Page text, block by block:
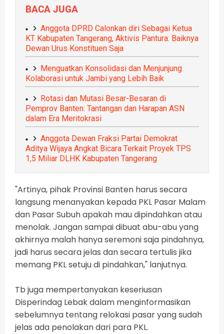
BACA JUGA
Anggota DPRD Calonkan diri Sebagai Ketua
KT Kabupaten Tangerang, Aktivis Pantura: Baiknya
Dewan Urus Konstituen Saja
Menguatkan Konsolidasi dan Menjunjung
Kolaborasi untuk Jambi yang Lebih Baik
Rotasi dan Mutasi Besar-Besaran di
Pemprov Banten: Tantangan dan Harapan ASN
dalam Era Meritokrasi
Anggota Dewan Fraksi Partai Demokrat
Aditya Wijaya Angkat Bicara Terkait Proyek TPS
1,5 Miliar DLHK Kabupaten Tangerang
"Artinya, pihak Provinsi Banten harus secara
langsung menanyakan kepada PKL Pasar Malam
dan Pasar Subuh apakah mau dipindahkan atau
menolak. Jangan sampai dibuat abu-abu yang
akhirnya malah hanya seremoni saja pindahnya,
jadi harus secara jelas dan secara tertulis jika
memang PKL setuju di pindahkan," lanjutnya.
Tb juga mempertanyakan keseriusan
Disperindag Lebak dalam menginformasikan
sebelumnya tentang relokasi pasar yang sudah
jelas ada penolakan dari para PKL.